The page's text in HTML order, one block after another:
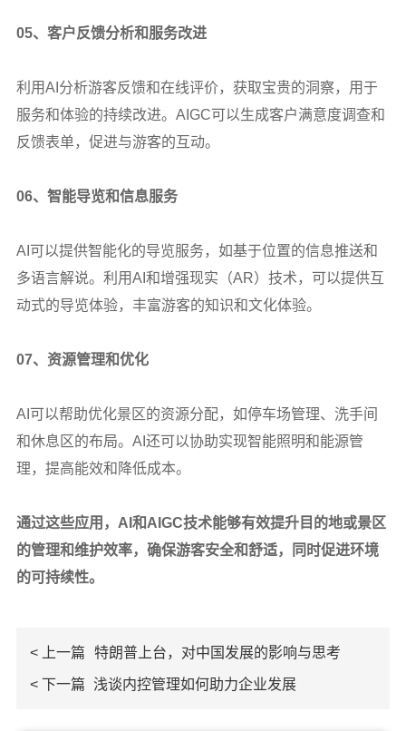
05、客户反馈分析和服务改进
利用AI分析游客反馈和在线评价，获取宝贵的洞察，用于
服务和体验的持续改进。AIGC可以生成客户满意度调查和
反馈表单，促进与游客的互动。
06、智能导览和信息服务
AI 可以提供智能化的导览服务，如基于位置的信息推送和
多语言解说。利用AI和增强现实（AR）技术，可以提供互
动式的导览体验，丰富游客的知识和文化体验。
07、资源管理和优化
AI 可以帮助优化景区的资源分配，如停车场管理、洗手间
和休息区的布局。AI还可以协助实现智能照明和能源管
理，提高能效和降低成本。
通过这些应用，AI和AIGC技术能够有效提升目的地或景区
的管理和维护效率，确保游客安全和舒适，同时促进环境
的可持续性。
< 上一篇 特朗普上台，对中国发展的影响与思考
< 下一篇 浅谈内控管理如何助力企业发展